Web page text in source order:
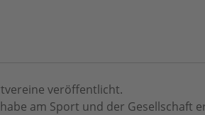
veröffentlicht.
am Sport und der Gesellschaft